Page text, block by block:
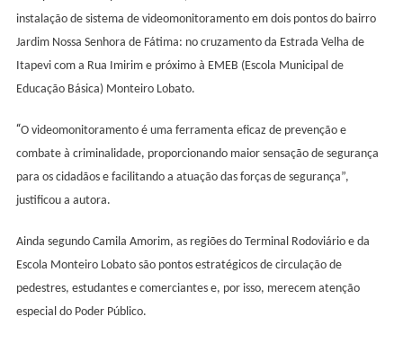
instalação de sistema de videomonitoramento em dois pontos do bairro
Jardim Nossa Senhora de Fátima: no cruzamento da Estrada Velha de
Itapevi com a Rua Imirim e próximo à EMEB (Escola Municipal de
Educação Básica) Monteiro Lobato.
“O videomonitoramento é uma ferramenta eficaz de prevenção e
combate à criminalidade, proporcionando maior sensação de segurança
para os cidadãos e facilitando a atuação das forças de segurança”,
justificou a autora.
Ainda segundo Camila Amorim, as regiões do Terminal Rodoviário e da
Escola Monteiro Lobato são pontos estratégicos de circulação de
pedestres, estudantes e comerciantes e, por isso, merecem atenção
especial do Poder Público.